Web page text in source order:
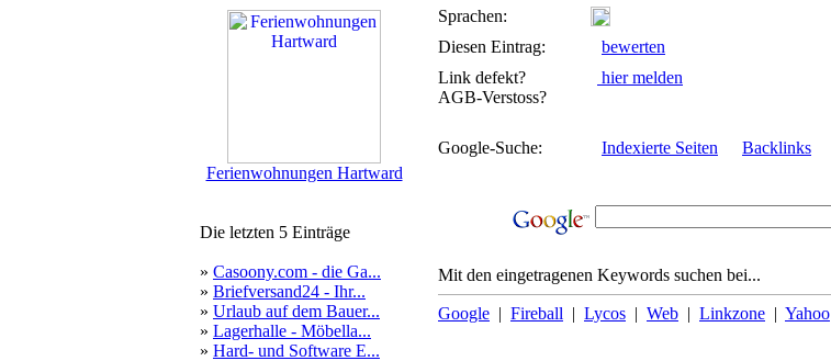
Ferienwohnungen Hartward
Die letzten 5 Einträge
» Casoony.com - die Ga...
» Briefversand24 - Ihr...
» Urlaub auf dem Bauer...
» Lagerhalle - Möbella...
» Hard- und Software E...
Sprachen:
Diesen Eintrag:
bewerten
Link defekt?
AGB-Verstoss?
hier melden
Google-Suche: Indexierte Seiten Backlinks
Mit den eingetragenen Keywords suchen bei...
Google | Fireball | Lycos | Web | Linkzone | Yahoo